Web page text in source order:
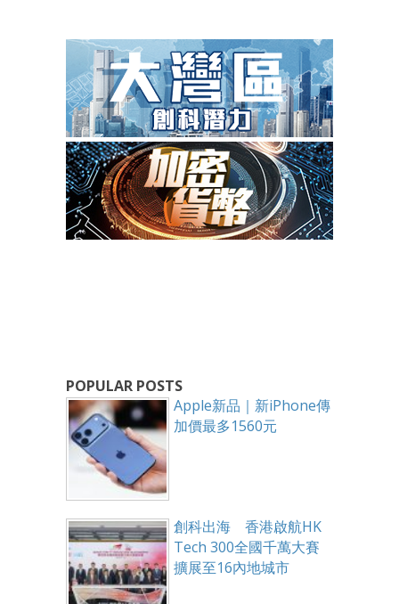
POPULAR POSTS
Apple新品｜新iPhone傳
加價最多1560元
創科出海 香港啟航HK
Tech 300全國千萬大賽
擴展至16內地城市